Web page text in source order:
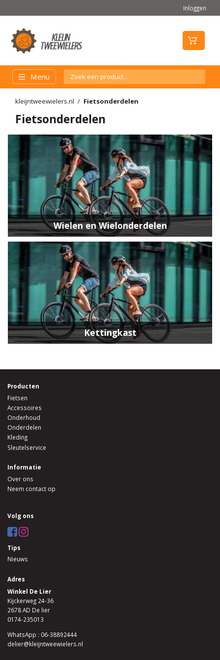
Inloggen
Menu
kleijntweewielers.nl Fietsonderdelen
Fietsonderdelen
Wielen en Wielonderdelen
Kettingkast
Producten
Fietsen
Accessoires
Onderhoud
Onderdelen
Kleding
Sleutelservice
Informatie
Over ons
Neem contact op
Volg ons
Tips
Nieuws
Adres
Winkel De Lier
Kijckerweg 24-36
2678 AD De lier
0174-235013
WhatsApp : 06-38892444
delier@kleijntweewielers.nl